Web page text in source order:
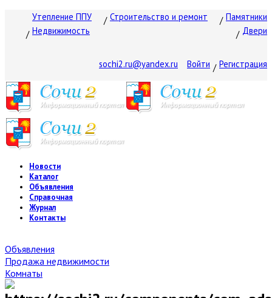
Утепление ППУ Строительство и ремонт
Памятники
Недвижимость
Двери
sochi2.ru@yandex.ru Войти Регистрация
Новости
Каталог
Объявления
Справочная
Журнал
Контакты
Объявления
Продажа недвижимости
Комнаты